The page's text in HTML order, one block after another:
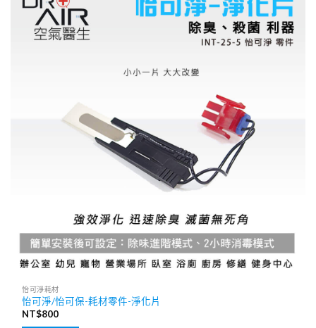
怡可淨耗材
怡可淨/怡可保-耗材零件-淨化片
NT$800